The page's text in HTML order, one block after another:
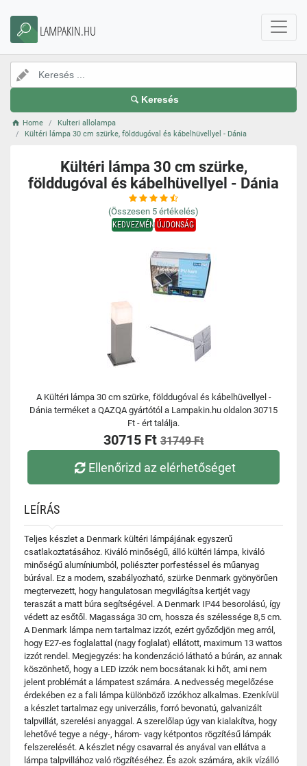
LAMPAKIN.HU
Keresés
Home
Kulteri allolampa
Kültéri lámpa 30 cm szürke, földdugóval és kábelhüvellyel - Dánia
Kültéri lámpa 30 cm szürke,
földdugóval és kábelhüvellyel - Dánia
(Összesen 5 értékelés)
KEDVEZMÉNYÚJDONSÁG
A Kültéri lámpa 30 cm szürke, földdugóval és kábelhüvellyel -
Dánia terméket a QAZQA gyártótól a Lampakin.hu oldalon 30715
Ft - ért találja.
30715 Ft 31749 Ft
Ellenőrizd az elérhetőséget
LEÍRÁS
Teljes készlet a Denmark kültéri lámpájának egyszerű
csatlakoztatásához. Kiváló minőségű, álló kültéri lámpa, kiváló
minőségű alumíniumból, poliészter porfestéssel és műanyag
búrával. Ez a modern, szabályozható, szürke Denmark gyönyörűen
megtervezett, hogy hangulatosan megvilágítsa kertjét vagy
teraszát a matt búra segítségével. A Denmark IP44 besorolású, így
védett az esőtől. Magassága 30 cm, hossza és szélessége 8,5 cm.
A Denmark lámpa nem tartalmaz izzót, ezért győződjön meg arról,
hogy E27-es foglalattal (nagy foglalat) ellátott, maximum 13 wattos
izzót rendel. Megjegyzés: ha kondenzáció látható a búrán, az annak
köszönhető, hogy a LED izzók nem bocsátanak ki hőt, ami nem
jelent problémát a lámpatest számára. A nedvesség megelőzése
érdekében ez a fali lámpa különböző izzókhoz alkalmas. Ezenkívül
a készlet tartalmaz egy univerzális, forró bevonatú, galvanizált
talpvillát, szerelési anyaggal. A szerelőlap úgy van kialakítva, hogy
lehetővé tegye a négy-, három- vagy kétpontos rögzítésű lámpák
felszerelését. A készlet négy csavarral és anyával van ellátva a
lámpa talpvillához való rögzítéséhez. És azok számára, akik vízálló